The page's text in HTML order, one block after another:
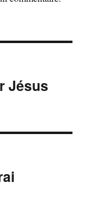
Jésus